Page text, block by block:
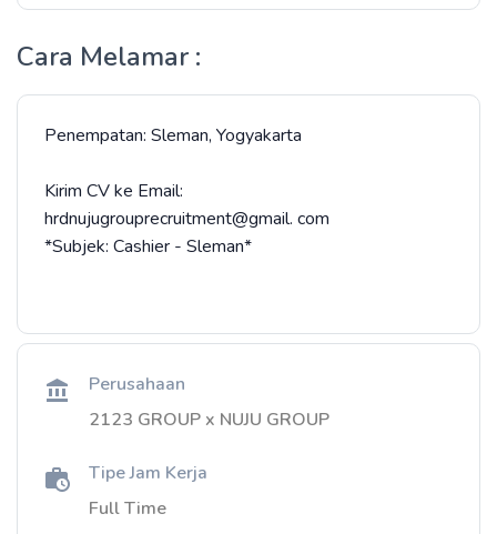
Cara Melamar :
Penempatan: Sleman, Yogyakarta
Kirim CV ke Email:
hrdnujugrouprecruitment@gmail. com
*Subjek: Cashier - Sleman*
Perusahaan
2123 GROUP x NUJU GROUP
Tipe Jam Kerja
Full Time